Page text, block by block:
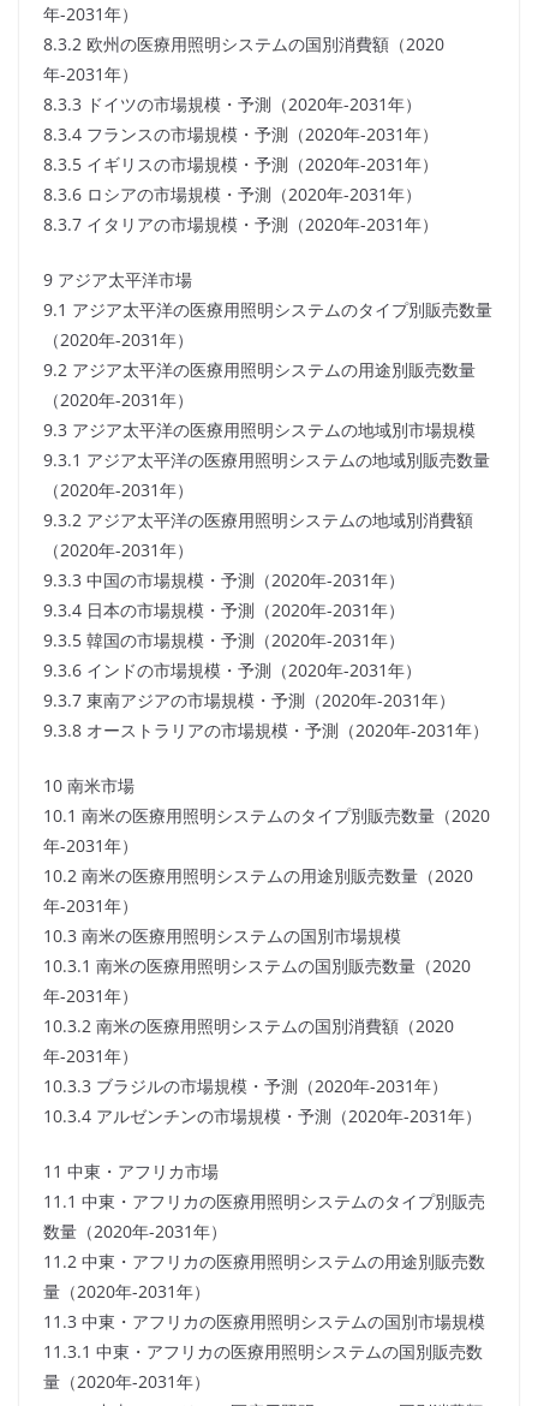
年-2031年）
8.3.2 欧州の医療用照明システムの国別消費額（2020
年-2031年）
8.3.3 ドイツの市場規模・予測（2020年-2031年）
8.3.4 フランスの市場規模・予測（2020年-2031年）
8.3.5 イギリスの市場規模・予測（2020年-2031年）
8.3.6 ロシアの市場規模・予測（2020年-2031年）
8.3.7 イタリアの市場規模・予測（2020年-2031年）
9 アジア太平洋市場
9.1 アジア太平洋の医療用照明システムのタイプ別販売数量
（2020年-2031年）
9.2 アジア太平洋の医療用照明システムの用途別販売数量
（2020年-2031年）
9.3 アジア太平洋の医療用照明システムの地域別市場規模
9.3.1 アジア太平洋の医療用照明システムの地域別販売数量
（2020年-2031年）
9.3.2 アジア太平洋の医療用照明システムの地域別消費額
（2020年-2031年）
9.3.3 中国の市場規模・予測（2020年-2031年）
9.3.4 日本の市場規模・予測（2020年-2031年）
9.3.5 韓国の市場規模・予測（2020年-2031年）
9.3.6 インドの市場規模・予測（2020年-2031年）
9.3.7 東南アジアの市場規模・予測（2020年-2031年）
9.3.8 オーストラリアの市場規模・予測（2020年-2031年）
10 南米市場
10.1 南米の医療用照明システムのタイプ別販売数量（2020
年-2031年）
10.2 南米の医療用照明システムの用途別販売数量（2020
年-2031年）
10.3 南米の医療用照明システムの国別市場規模
10.3.1 南米の医療用照明システムの国別販売数量（2020
年-2031年）
10.3.2 南米の医療用照明システムの国別消費額（2020
年-2031年）
10.3.3 ブラジルの市場規模・予測（2020年-2031年）
10.3.4 アルゼンチンの市場規模・予測（2020年-2031年）
11 中東・アフリカ市場
11.1 中東・アフリカの医療用照明システムのタイプ別販売
数量（2020年-2031年）
11.2 中東・アフリカの医療用照明システムの用途別販売数
量（2020年-2031年）
11.3 中東・アフリカの医療用照明システムの国別市場規模
11.3.1 中東・アフリカの医療用照明システムの国別販売数
量（2020年-2031年）